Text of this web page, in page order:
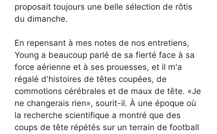
proposait toujours une belle sélection de rôtis
du dimanche.
En repensant à mes notes de nos entretiens,
Young a beaucoup parlé de sa fierté face à sa
force aérienne et à ses prouesses, et il m'a
régalé d'histoires de têtes coupées, de
commotions cérébrales et de maux de tête. «Je
ne changerais rien», sourit-il. À une époque où
la recherche scientifique a montré que des
coups de tête répétés sur un terrain de football